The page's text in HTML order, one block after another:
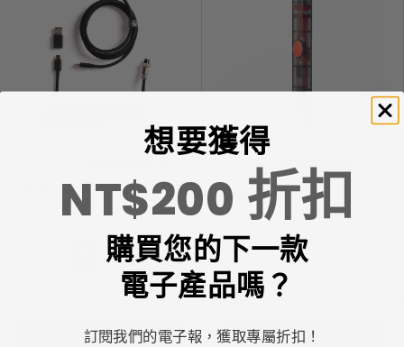
Gateron拔軸/拔鍵器
$690
想要獲得
NT$200 折扣
購買您的下一款
電子產品嗎？
訂閱我們的電子報，獲取專屬折扣！